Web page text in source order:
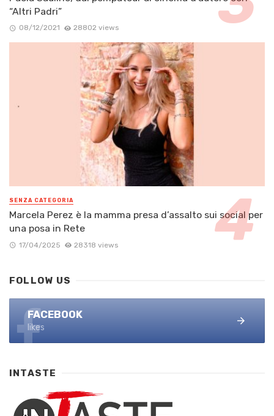
“Altri Padri”
08/12/2021 28802 views
SENZA CATEGORIA
Marcela Perez è la mamma presa d’assalto sui social per
una posa in Rete
17/04/2025 28318 views
FOLLOW US
FACEBOOK
likes
INTASTE